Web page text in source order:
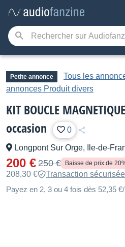
Petite annonce Tous les
annonces Produit divers
KIT BOUCLE
occasion
0
Longpont Sur Orge, Ile-de-
200 € 250 € Baisse de prix de
208,30 €
Transaction sécurisée
Payez en 2, 3 ou 4 fois dès 52,35